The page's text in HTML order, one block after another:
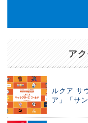
ア
ルクア サ
ア」「サ